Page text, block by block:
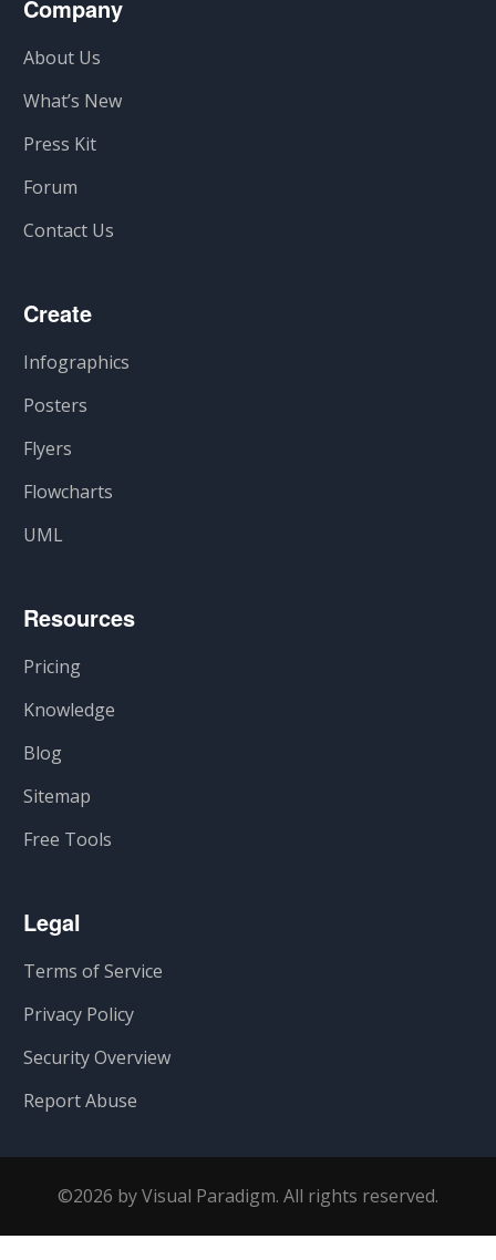
Company
About Us
What’s New
Press Kit
Forum
Contact Us
Create
Infographics
Posters
Flyers
Flowcharts
UML
Resources
Pricing
Knowledge
Blog
Sitemap
Free Tools
Legal
Terms of Service
Privacy Policy
Security Overview
Report Abuse
©2026 by Visual Paradigm. All rights reserved.